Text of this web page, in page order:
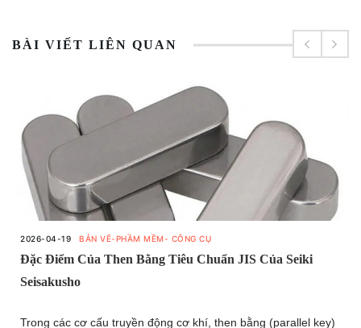
BÀI VIẾT LIÊN QUAN
2026-04-19 BẢN VẼ-PHẦM MỀM- CÔNG CỤ
Đặc Điểm Của Then Bằng Tiêu Chuẩn JIS Của Seiki
Seisakusho
Trong các cơ cấu truyền động cơ khí, then bằng (parallel key)